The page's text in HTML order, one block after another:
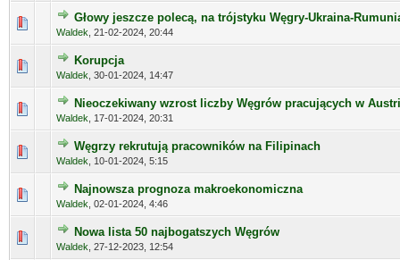
Głowy jeszcze polecą, na trójstyku Węgry-Ukraina-
Waldek 21-02-2024, 20:44
Korupcja
Waldek 30-01-2024, 14:47
Nieoczekiwany wzrost liczby Węgrów pracujących w
Waldek 17-01-2024, 20:31
Węgrzy rekrutują pracowników na Filipinach
Waldek 10-01-2024, 5:15
Najnowsza prognoza makroekonomiczna
Waldek 02-01-2024, 4:46
Nowa lista 50 najbogatszych Węgrów
Waldek 27-12-2023, 12:54